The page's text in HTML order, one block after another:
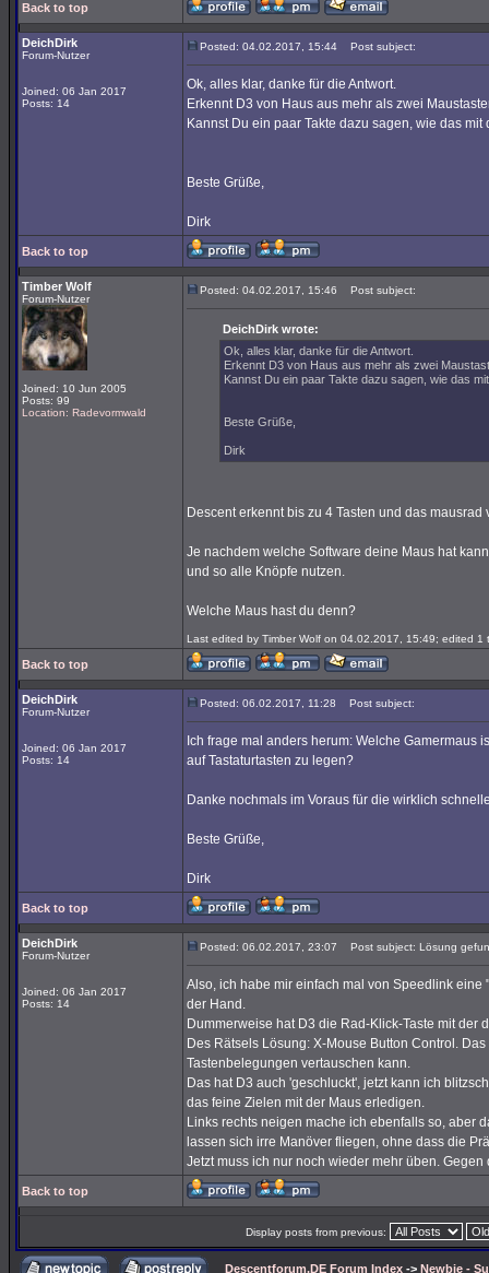
Back to top
DeichDirk
Forum-Nutzer
Joined: 06 Jan 2017
Posts: 14
Posted: 04.02.2017, 15:44 Post subject:
Ok, alles klar, danke für die Antwort.
Erkennt D3 von Haus aus mehr als zwei
Kannst Du ein paar Takte dazu sagen, wie das
Beste Grüße,
Dirk
Back to top
Timber Wolf
Forum-Nutzer
Joined: 10 Jun 2005
Posts: 99
Location: Radevormwald
Posted: 04.02.2017, 15:46 Post subject:
DeichDirk wrote:
Ok, alles klar, danke für die Antwort.
Erkennt D3 von Haus aus mehr als zwei
Kannst Du ein paar Takte dazu sagen, wie das
Beste Grüße,
Dirk
Descent erkennt bis zu 4 Tasten und das mausrad
Je nachdem welche Software deine Maus hat
und so alle Knöpfe nutzen.
Welche Maus hast du denn?
Last edited by Timber Wolf on 04.02.2017, 15:49; edited 1
Back to top
DeichDirk
Forum-Nutzer
Joined: 06 Jan 2017
Posts: 14
Posted: 06.02.2017, 11:28 Post subject:
Ich frage mal anders herum: Welche Gamermaus
auf Tastaturtasten zu legen?
Danke nochmals im Voraus für die wirklich
Beste Grüße,
Dirk
Back to top
DeichDirk
Forum-Nutzer
Joined: 06 Jan 2017
Posts: 14
Posted: 06.02.2017, 23:07 Post subject: Lösung
Also, ich habe mir einfach mal von Speedlink
der Hand.
Dummerweise hat D3 die Rad-Klick-Taste mit der
Des Rätsels Lösung: X-Mouse Button Control.
Tastenbelegungen vertauschen kann.
Das hat D3 auch 'geschluckt', jetzt kann ich
das feine Zielen mit der Maus erledigen.
Links rechts neigen mache ich ebenfalls so, aber
lassen sich irre Manöver fliegen, ohne dass die
Jetzt muss ich nur noch wieder mehr üben.
Back to top
Display posts from previous:
Descentforum.DE Forum Index -> Newbie -